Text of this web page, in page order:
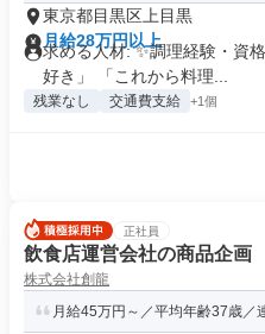
東京都目黒区上目黒
月給28万円以上
求める人材: ✨調理経験・資
好き」 「これから料理...
残業なし 交通費支給 +1個
正社員
飲食店運営会社の商品企画
株式会社創龍
月給45万円～／平均年齢37歳／